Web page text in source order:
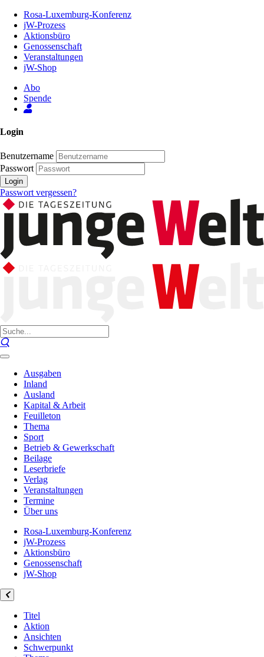
Inhalt
Seite
Rosa-Luxemburg-Konferenz
jW-Prozess
Aktionsbüro
Genossenschaft
Veranstaltungen
jW-Shop
Abo
Spende
Login
Benutzername
Passwort
Login
Passwort vergessen?
Ausgaben
Inland
Ausland
Kapital & Arbeit
Feuilleton
Thema
Sport
Betrieb & Gewerkschaft
Beilage
Leserbriefe
Verlag
Veranstaltungen
Termine
Über uns
Rosa-Luxemburg-Konferenz
jW-Prozess
Aktionsbüro
Genossenschaft
jW-Shop
Titel
Aktion
Ansichten
Schwerpunkt